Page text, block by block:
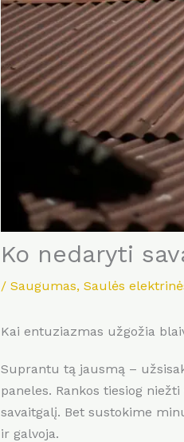
Ko nedaryti
/ Saugumas, Saulės
Kai entuziazmas užgožia
Suprantu tą jausmą –
paneles. Rankos tiesiog
savaitgalį. Bet sustokime
ir galvoja.